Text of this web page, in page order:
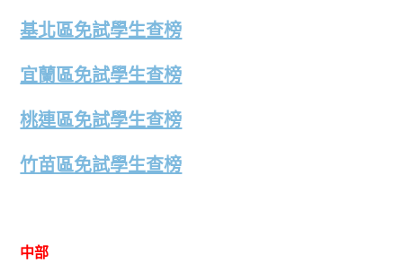
基北區免試學生查榜
宜蘭區免試學生查榜
桃連區免試學生查榜
竹苗區免試學生查榜
中部